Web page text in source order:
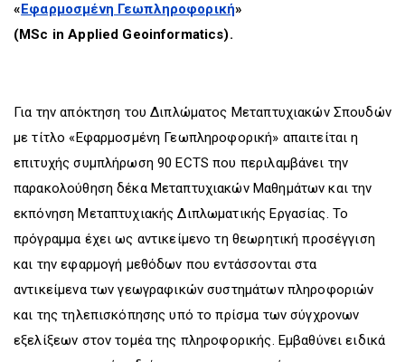
«Εφαρμοσμένη Γεωπληροφορική»
(MSc in Applied Geoinformatics).
Για την απόκτηση του Διπλώματος Μεταπτυχιακών Σπουδών
με τίτλο «Εφαρμοσμένη Γεωπληροφορική» απαιτείται η
επιτυχής συμπλήρωση 90 ECTS που περιλαμβάνει την
παρακολούθηση δέκα Μεταπτυχιακών Μαθημάτων και την
εκπόνηση Μεταπτυχιακής Διπλωματικής Εργασίας. Το
πρόγραμμα έχει ως αντικείμενο τη θεωρητική προσέγγιση
και την εφαρμογή μεθόδων που εντάσσονται στα
αντικείμενα των γεωγραφικών συστημάτων πληροφοριών
και της τηλεπισκόπησης υπό το πρίσμα των σύγχρονων
εξελίξεων στον τομέα της πληροφορικής. Εμβαθύνει ειδικά